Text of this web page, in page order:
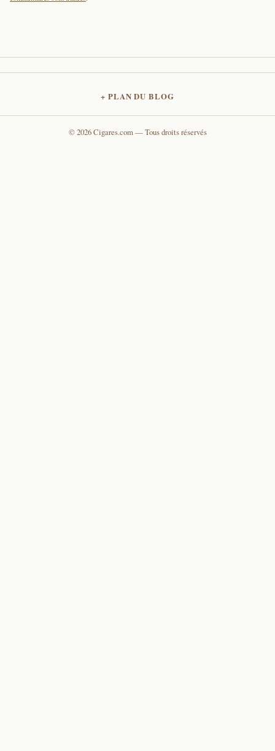
PLAN DU BLOG
© 2026 Cigares.com — Tous droits réservés